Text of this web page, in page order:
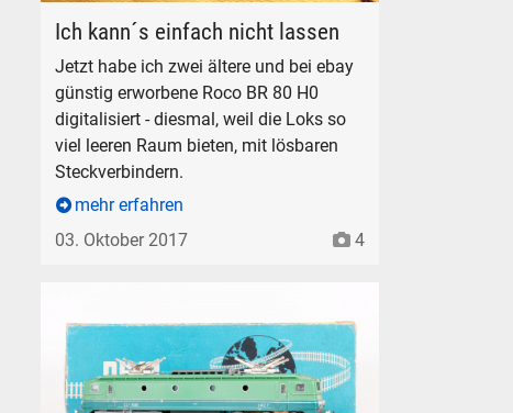
Ich kann´s einfach nicht lassen
Jetzt habe ich zwei ältere und bei ebay
günstig erworbene Roco BR 80 H0
digitalisiert - diesmal, weil die Loks so
viel leeren Raum bieten, mit lösbaren
Steckverbindern.
mehr erfahren
03. Oktober 2017
4